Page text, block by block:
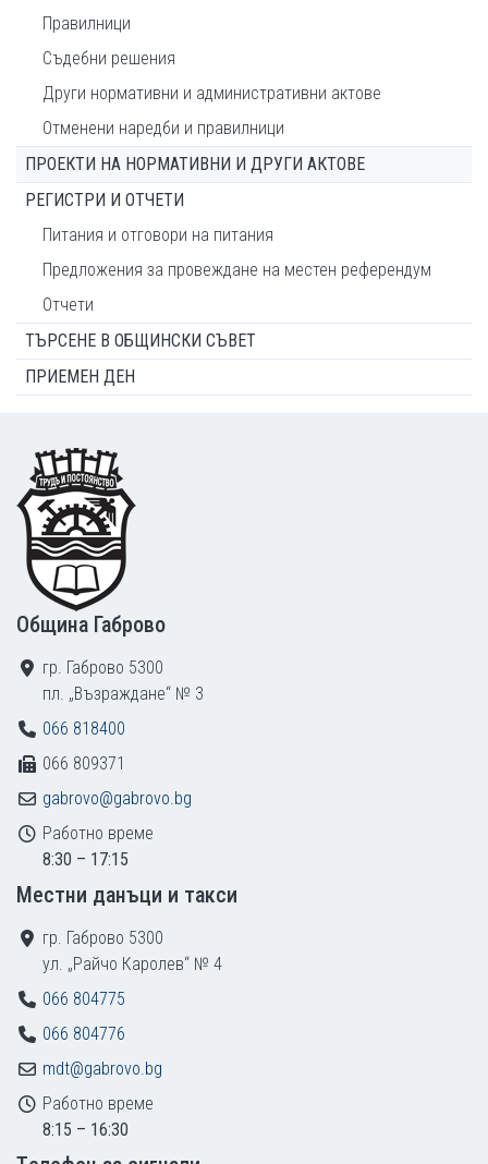
Правилници
Съдебни решения
Други нормативни и административни актове
Отменени наредби и правилници
ПРОЕКТИ НА НОРМАТИВНИ И ДРУГИ АКТОВЕ
РЕГИСТРИ И ОТЧЕТИ
Питания и отговори на питания
Предложения за провеждане на местен референдум
Отчети
ТЪРСЕНЕ В ОБЩИНСКИ СЪВЕТ
ПРИЕМЕН ДЕН
Footer
Община Габрово
гр. Габрово 5300
пл. „Възраждане“ № 3
066 818400
066 809371
gabrovo@gabrovo.bg
Работно време
8:30 – 17:15
Местни данъци и такси
гр. Габрово 5300
ул. „Райчо Каролев“ № 4
066 804775
066 804776
mdt@gabrovo.bg
Работно време
8:15 – 16:30